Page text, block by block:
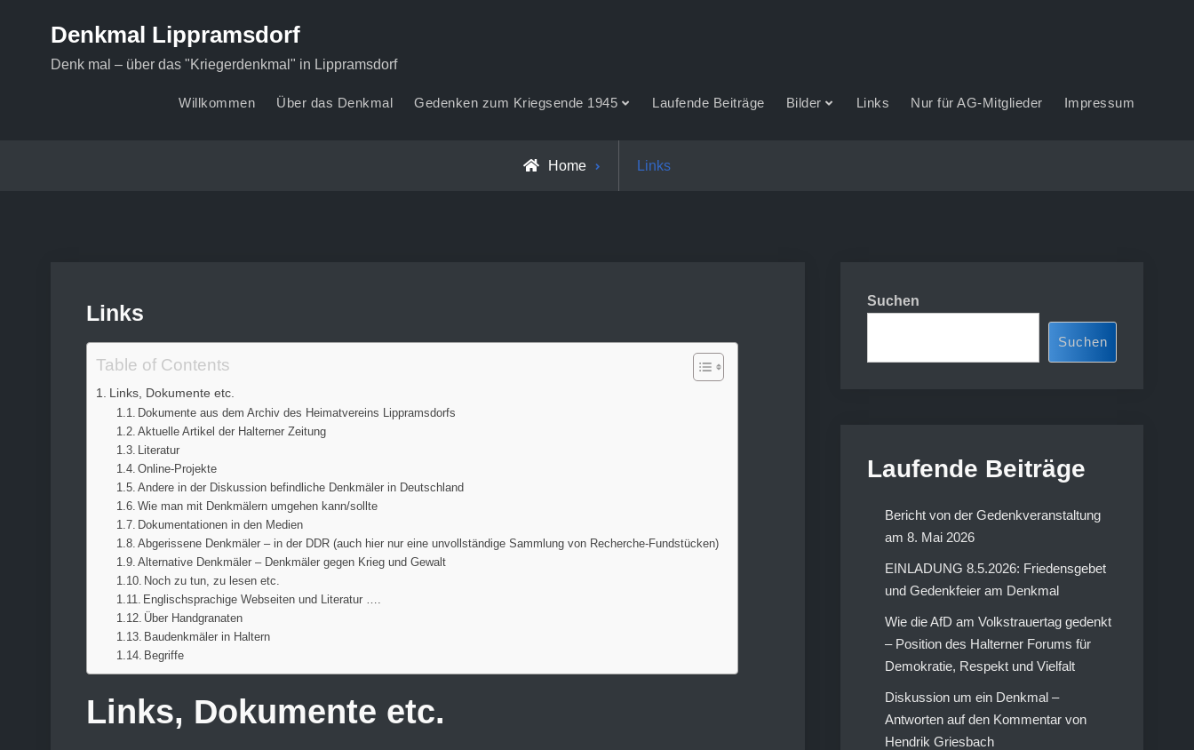
Denkmal Lippramsdorf
Denk mal – über das "Kriegerdenkmal" in Lippramsdorf
Willkommen Über das Denkmal Gedenken zum Kriegsende 1945 Laufende Beiträge Bilder Links Nur für AG-Mitglieder Impressum
Home Links
Links
Table of Contents
Links, Dokumente etc.
Dokumente aus dem Archiv des Heimatvereins Lippramsdorfs
Aktuelle Artikel der Halterner Zeitung
Literatur
Online-Projekte
Andere in der Diskussion befindliche Denkmäler in Deutschland
Wie man mit Denkmälern umgehen kann/sollte
Dokumentationen in den Medien
Abgerissene Denkmäler – in der DDR (auch hier nur eine unvollständige Sammlung von Recherche-Fundstücken)
Alternative Denkmäler – Denkmäler gegen Krieg und Gewalt
Noch zu tun, zu lesen etc.
Englischsprachige Webseiten und Literatur ….
Über Handgranaten
Baudenkmäler in Haltern
Begriffe
Links, Dokumente etc.
Suchen
Suchen
Laufende Beiträge
Bericht von der Gedenkveranstaltung
am 8. Mai 2026
EINLADUNG 8.5.2026: Friedensgebet
und Gedenkfeier am Denkmal
Wie die AfD am Volkstrauertag gedenkt
– Position des Halterner Forums für
Demokratie, Respekt und Vielfalt
Diskussion um ein Denkmal –
Antworten auf den Kommentar von
Hendrik Griesbach